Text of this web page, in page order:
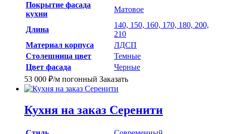
Покрытие фасада
кухни
Матовое
Длина
140, 150, 160, 170, 180, 200,
210
Материал корпуса
ЛДСП
Столешница цвет
Темные
Цвет фасада
Черные
53 000 ₽/м погонный Заказать
Кухня на заказ Серенити